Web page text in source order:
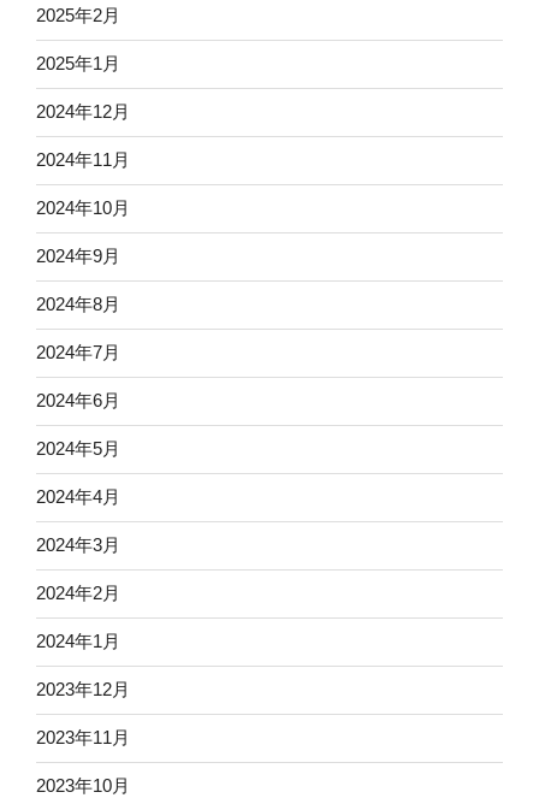
2025年2月
2025年1月
2024年12月
2024年11月
2024年10月
2024年9月
2024年8月
2024年7月
2024年6月
2024年5月
2024年4月
2024年3月
2024年2月
2024年1月
2023年12月
2023年11月
2023年10月